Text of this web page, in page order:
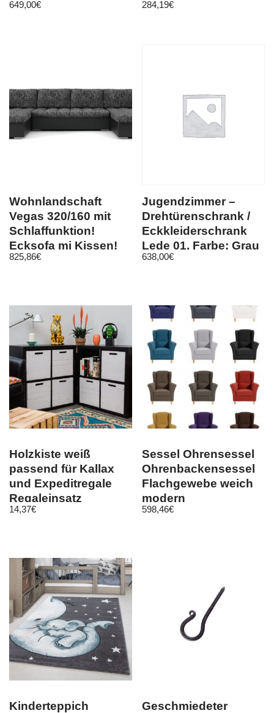
649,00€ Sitzhocker Turnbank
284,19€
Wohnlandschaft
Vegas 320/160 mit
Schlaffunktion!
Ecksofa mi Kissen!
Nur bei uns!
825,86€
Jugendzimmer –
Drehtürenschrank /
Eckkleiderschrank
Lede 01, Farbe: Grau
/ Weiß
638,00€
Holzkiste weiß
passend für Kallax
und Expeditregale
Regaleinsatz
14,37€
Sessel Ohrensessel
Ohrenbackensessel
Flachgewebe weich
modern
Farbenvielfalt
598,46€
Kinderteppich
Geschmiedeter